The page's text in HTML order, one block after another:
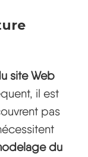
site Web
il est
pas
du